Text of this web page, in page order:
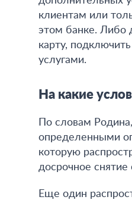
клиентам или
этом банке. Либо
карту,
услугами.
На какие
По словам Родина,
определенными
которую
досрочное снятие
Еще один